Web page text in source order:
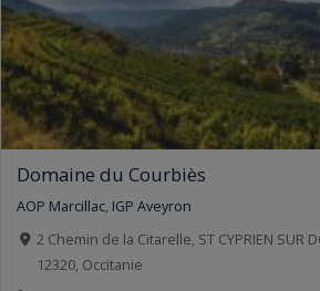
Domaine du Courbiès
AOP Marcillac, IGP Aveyron
2 Chemin de la Citarelle, ST CYPRIEN SUR
12320, Occitanie